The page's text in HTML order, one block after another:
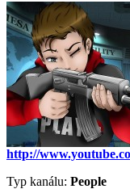
http://
Typ kanálu: People